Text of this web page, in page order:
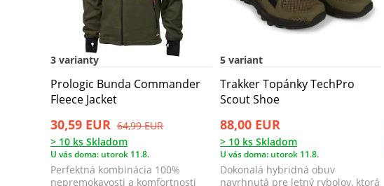
3 varianty
Prologic Bunda Commander
Fleece Jacket
30,59 EUR 64,99 EUR
> 10 ks Skladom
U vás doma: utorok 11.8.
Perfektná kombinácia 100%
nepremokavosti a komfortnosti
5 variant
Trakker Topánky TechPro
Scout Shoe
88,00 EUR
> 10 ks Skladom
U vás doma: utorok 11.8.
Dokonalá hybridná obuv
navrhnutá pre letný rybolov, ktorá